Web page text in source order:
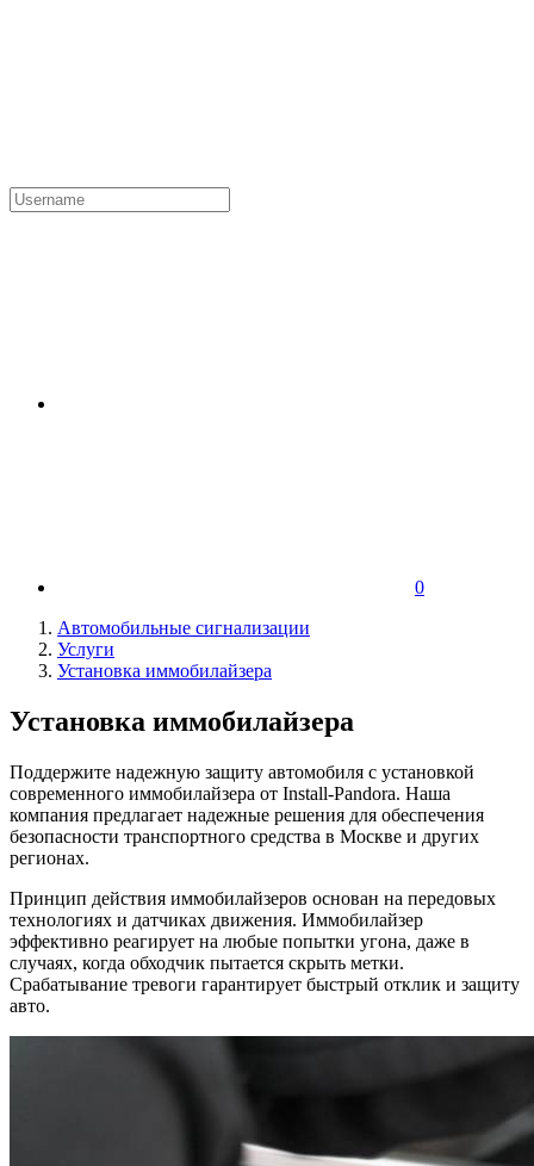
0
Автомобильные сигнализации
Услуги
Установка иммобилайзера
Установка иммобилайзера
Поддержите надежную защиту автомобиля с установкой
современного иммобилайзера от Install-Pandora. Наша
компания предлагает надежные решения для обеспечения
безопасности транспортного средства в Москве и других
регионах.
Принцип действия иммобилайзеров основан на передовых
технологиях и датчиках движения. Иммобилайзер
эффективно реагирует на любые попытки угона, даже в
случаях, когда обходчик пытается скрыть метки.
Срабатывание тревоги гарантирует быстрый отклик и защиту
авто.